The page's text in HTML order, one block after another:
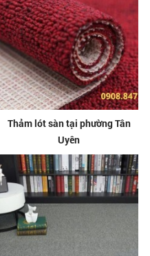
Thảm lót sàn tại phường Tân
Uyên